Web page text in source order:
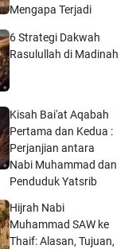
Mengapa Terjadi
6 Strategi Dakwah
Rasulullah di Madinah
Kisah Bai'at Aqabah
Pertama dan Kedua :
Perjanjian antara
Nabi Muhammad dan
Penduduk Yatsrib
Hijrah Nabi
Muhammad SAW ke
Thaif: Alasan, Tujuan,